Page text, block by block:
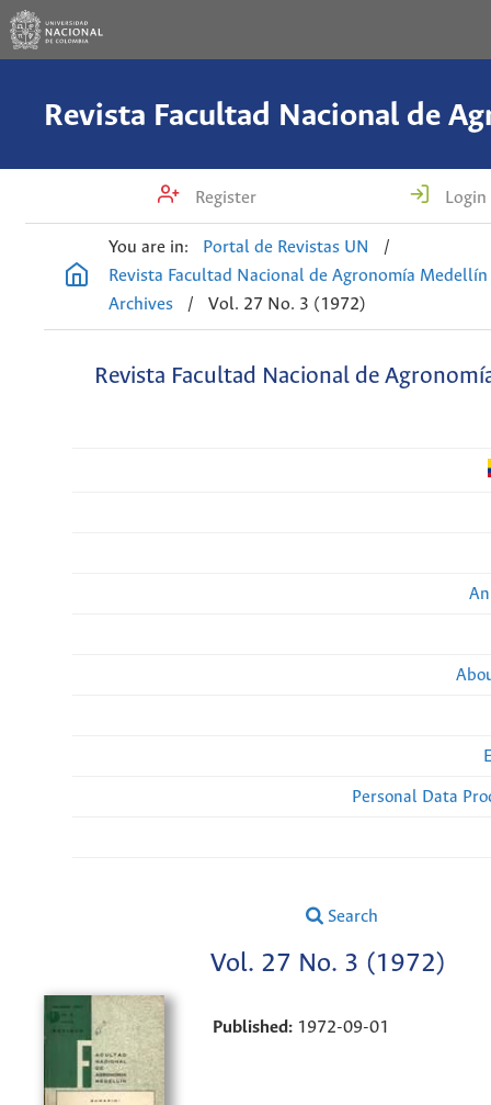
Register Login
You are in: Portal de Revistas UN
/
Revista Facultad Nacional de Agronomía Medellín
Archives
/ Vol. 27 No. 3 (1972)
Revista Facultad Nacional de
Personal Data
Search
Vol. 27 No. 3 (1972)
Published: 1972-09-01